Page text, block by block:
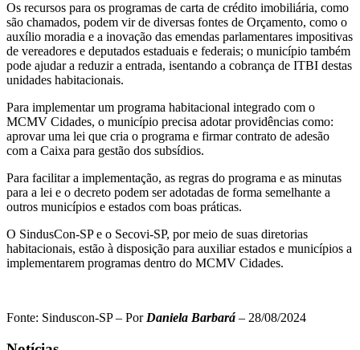
Os recursos para os programas de carta de crédito imobiliária, como
são chamados, podem vir de diversas fontes de Orçamento, como o
auxílio moradia e a inovação das emendas parlamentares impositivas
de vereadores e deputados estaduais e federais; o município também
pode ajudar a reduzir a entrada, isentando a cobrança de ITBI destas
unidades habitacionais.
Para implementar um programa habitacional integrado com o
MCMV Cidades, o município precisa adotar providências como:
aprovar uma lei que cria o programa e firmar contrato de adesão
com a Caixa para gestão dos subsídios.
Para facilitar a implementação, as regras do programa e as minutas
para a lei e o decreto podem ser adotadas de forma semelhante a
outros municípios e estados com boas práticas.
O SindusCon-SP e o Secovi-SP, por meio de suas diretorias
habitacionais, estão à disposição para auxiliar estados e municípios a
implementarem programas dentro do MCMV Cidades.
Fonte: Sinduscon-SP – Por Daniela Barbará – 28/08/2024